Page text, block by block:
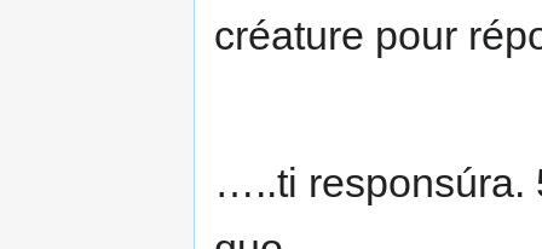
créature pour
…..ti responsúra.